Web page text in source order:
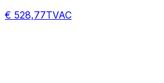
€ 528,77TVAC